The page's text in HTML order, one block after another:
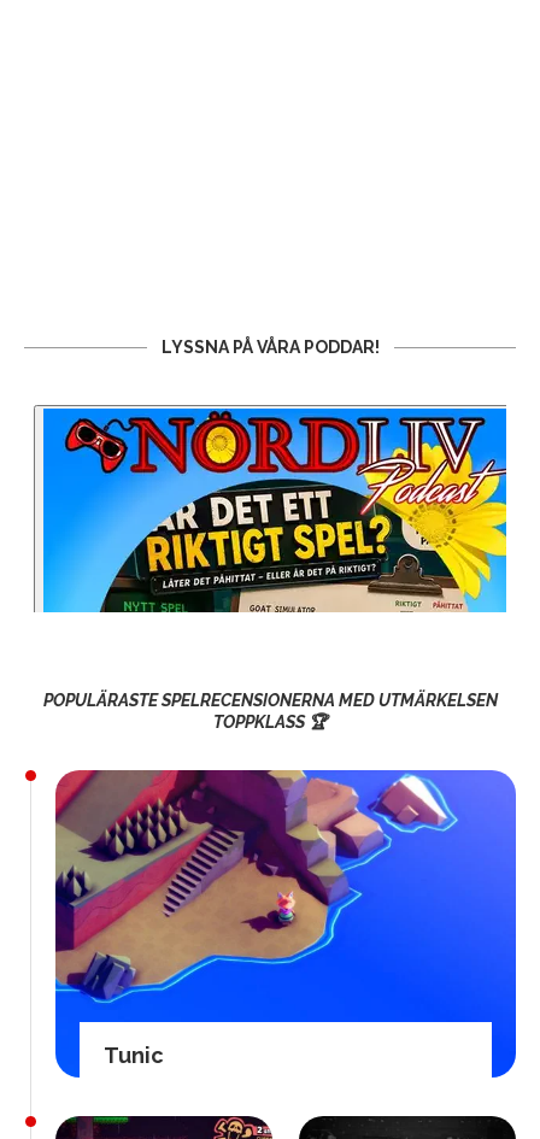
LYSSNA PÅ VÅRA PODDAR!
POPULÄRASTE SPELRECENSIONERNA MED UTMÄRKELSEN
TOPPKLASS 🏆
Tunic